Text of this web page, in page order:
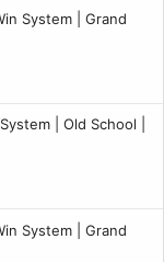
System | Grand
| Old School |
System | Grand